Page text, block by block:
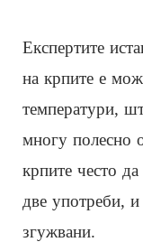
Експертите
на крпите е
температури,
многу полесно
крпите често
две употреби,
згужвани.